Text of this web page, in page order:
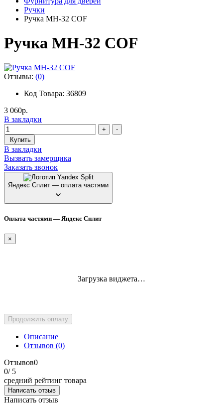
Ручки
Ручка MH-32 COF
Ручка MH-32 COF
Отзывы: (0)
Код Товара: 36809
3 060р.
В закладки
+
-
Купить
В закладки
Вызвать замерщика
Заказать звонок
Яндекс Сплит — оплата частями
Оплата частями — Яндекс Сплит
×
Загрузка виджета…
Продолжить оплату
Описание
Отзывов (0)
Отзывов0
0/ 5
средний рейтинг товара
Написать отзыв
Написать отзыв